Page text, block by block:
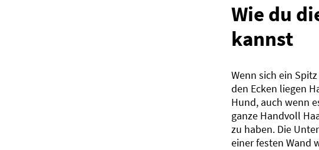
Wie du
kannst
Wenn sich ein
den Ecken liegen
Hund, auch wenn
ganze Handvoll
zu haben. Die
einer festen Wand